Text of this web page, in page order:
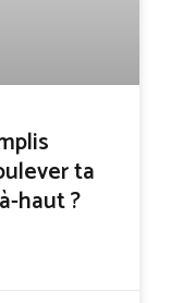
ta
haut ?